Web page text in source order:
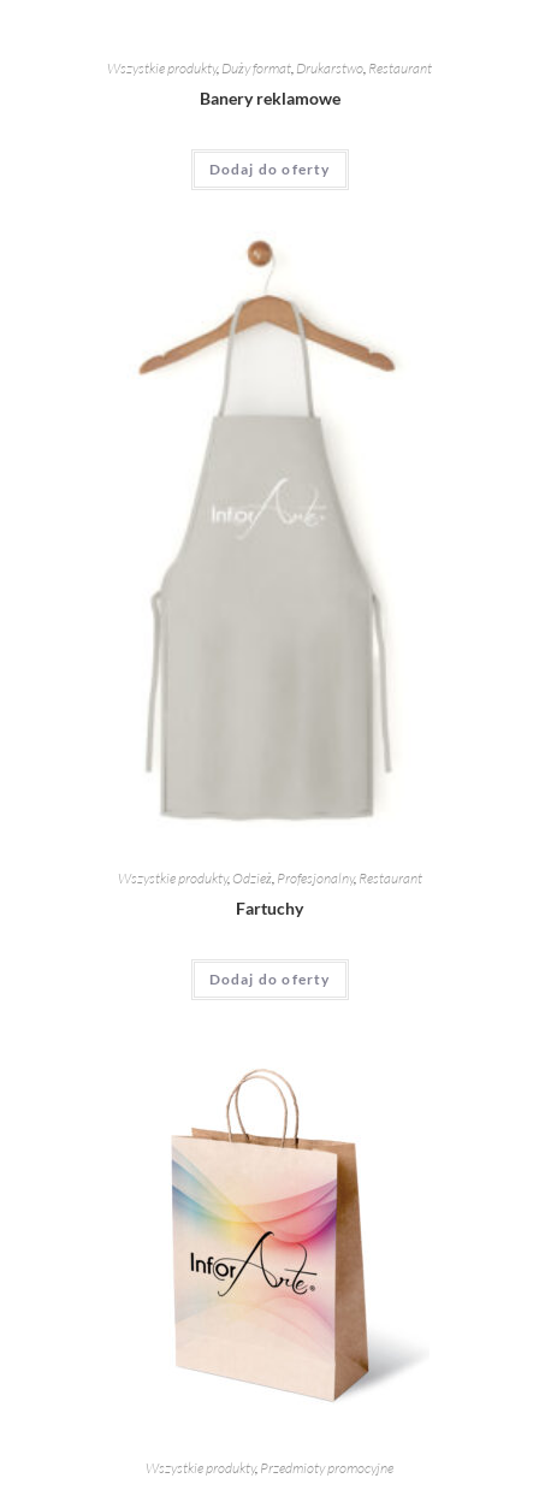
Wszystkie produkty, Duży format, Drukarstwo, Restaurant
Banery reklamowe
Dodaj do oferty
Wszystkie produkty, Odzież, Profesjonalny, Restaurant
Fartuchy
Dodaj do oferty
Wszystkie produkty, Przedmioty promocyjne